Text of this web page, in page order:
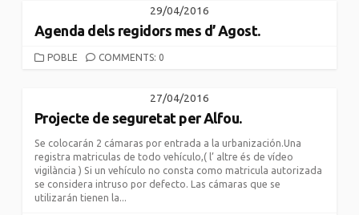
29/04/2016
Agenda dels regidors mes d’ Agost.
CATEGORIES
POBLE COMMENTS: 0
27/04/2016
Projecte de seguretat per Alfou.
Se colocarán 2 cámaras por entrada a la urbanización.Una
registra matriculas de todo vehículo,( l’ altre és de vídeo
vigilància ) Si un vehículo no consta como matricula autorizada
se considera intruso por defecto. Las cámaras que se
utilizarán tienen la...